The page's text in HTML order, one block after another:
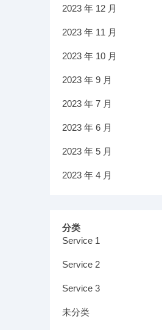
2023 年 12 月
2023 年 11 月
2023 年 10 月
2023 年 9 月
2023 年 7 月
2023 年 6 月
2023 年 5 月
2023 年 4 月
分类
Service 1
Service 2
Service 3
未分类